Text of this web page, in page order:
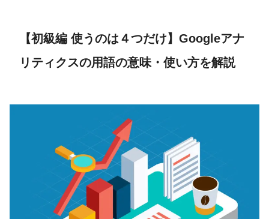
【初級編 使うのは４つだけ】Googleアナ
リティクスの用語の意味・使い方を解説